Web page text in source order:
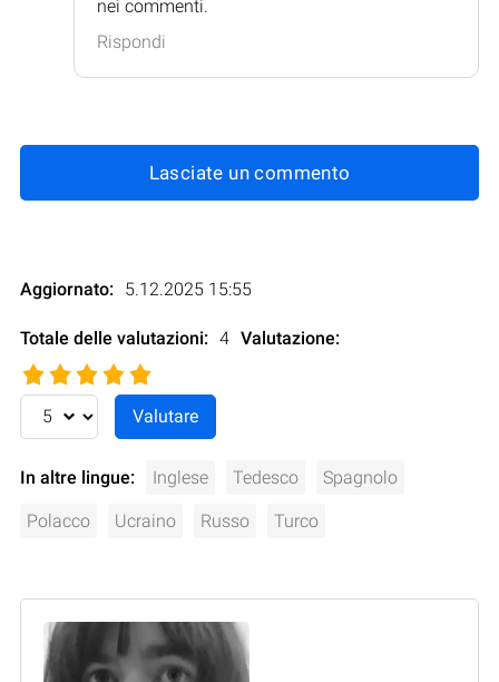
nei commenti.
Rispondi
Lasciate un commento
Aggiornato: 5.12.2025 15:55
Totale delle valutazioni: 4 Valutazione:
In altre lingue: Inglese Tedesco Spagnolo
Polacco Ucraino Russo Turco